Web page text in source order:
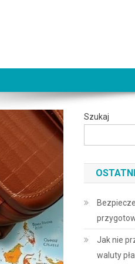
Szukaj
Jak nie
waluty